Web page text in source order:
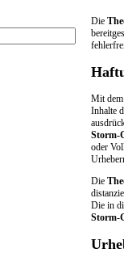
Die
Mit
Inhalte
Storm-
oder
Die
Die in
Storm-